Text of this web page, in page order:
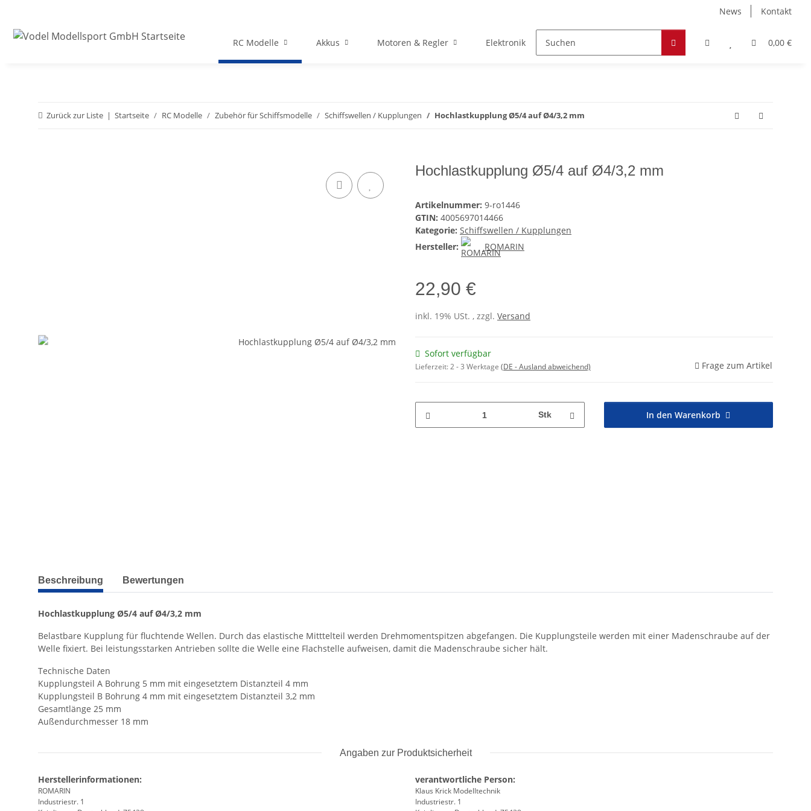
News Kontakt
0,00 €
RC Modelle Akkus Motoren & Regler Elektronik Zubehör Hobby & Freizeit Werkstoffe
Zurück zur Liste Startseite RC Modelle Zubehör für Schiffsmodelle Schiffswellen / Kupplungen Hochlastkupplung Ø5/4 auf Ø4/3,2 mm
Hochlastkupplung Ø5/4 auf Ø4/3,2 mm
Artikelnummer: 9-ro1446
GTIN: 4005697014466
Kategorie: Schiffswellen / Kupplungen
Hersteller:
ROMARIN
22,90 €
inkl. 19% USt. , zzgl. Versand
Sofort verfügbar
Lieferzeit:2 - 3 Werktage (DE - Ausland abweichend) Frage zum Artikel
Stk In den Warenkorb
weitere Registerkarten anzeigen
Beschreibung Bewertungen
Hochlastkupplung Ø5/4 auf Ø4/3,2 mm
Belastbare Kupplung für fluchtende Wellen. Durch das elastische Mitttelteil werden Drehmomentspitzen abgefangen. Die Kupplungsteile werden mit einer Madenschraube auf der
Welle fixiert. Bei leistungsstarken Antrieben sollte die Welle eine Flachstelle aufweisen, damit die Madenschraube sicher hält.
Technische Daten
Kupplungsteil A Bohrung 5 mm mit eingesetztem Distanzteil 4 mm
Kupplungsteil B Bohrung 4 mm mit eingesetztem Distanzteil 3,2 mm
Gesamtlänge 25 mm
Außendurchmesser 18 mm
Angaben zur Produktsicherheit
Herstellerinformationen:
ROMARIN
Industriestr. 1
verantwortliche Person:
Klaus Krick Modelltechnik
Industriestr. 1